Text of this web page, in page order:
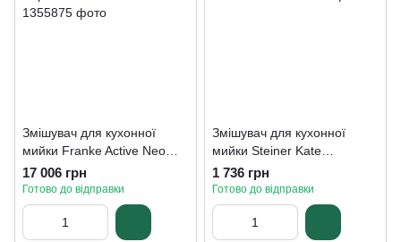
Змішувач для кухонної
мийки Franke Active Neo
Super Metallic 115.0554.088
17 006 грн
Готово до відправки
Змішувач для кухонної
мийки Steiner Kate
3623500BE
1 736 грн
Готово до відправки